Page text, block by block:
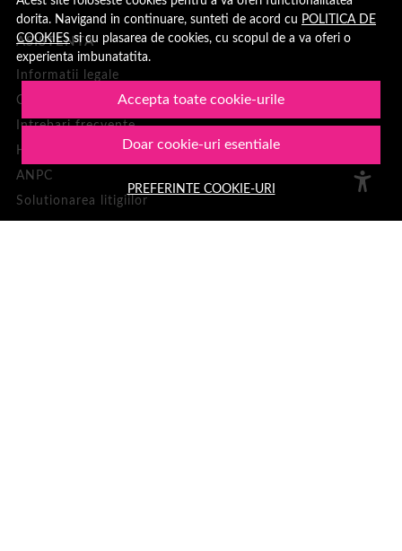
dorita. Navigand in continuare, sunteti de acord cu POLITICA DE
COOKIESsi cu plasarea de cookies, cu scopul de a va oferi o
experienta imbunatatita.
Accepta toate cookie-urile
Doar cookie-uri esentiale
PREFERINTE COOKIE-URI
ASISTENTA
Informatii legale
Contacteaza-ne
Intrebari frecvente
Harta site
ANPC
Solutionarea litigiilor